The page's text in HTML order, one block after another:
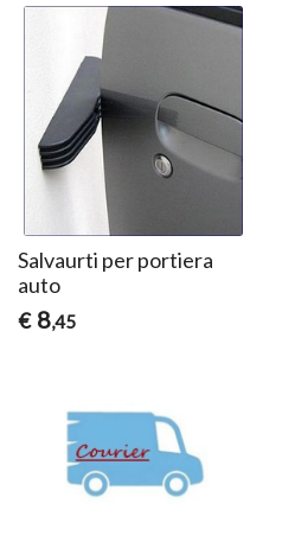
Salvaurti per portiera
auto
€ 8,45